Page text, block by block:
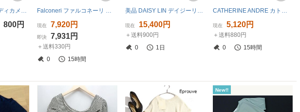
未使用品 ロベルタディカメリーノ Roberta di Camerino タグ付き ニット セーター 半袖 ロゴ総柄 レーヨン ナイロン 42 茶 ブラウン
800円
Falconeri ファルコネーリ カシミヤシルクファイン半袖クルーネックセーター DMM266A 8005 アイボリー L ITBX1T8NBEGC
現在 7,920円
即決 7,931円
＋送料330円
0
15時間
美品 DAISY LIN デイジーリン 2022年製 ニットガーディアンエンジェル フリルスリーブ トップス 半袖 カットソー 40 ブラック
現在 15,400円
＋送料900円
0
1日
CATHERINE ANDRE カトリーヌアンドレ ボーダー 総柄 半袖 ニット セーター サイズ L /フランス製
現在 5,120円
＋送料880円
0
15時間
New!!